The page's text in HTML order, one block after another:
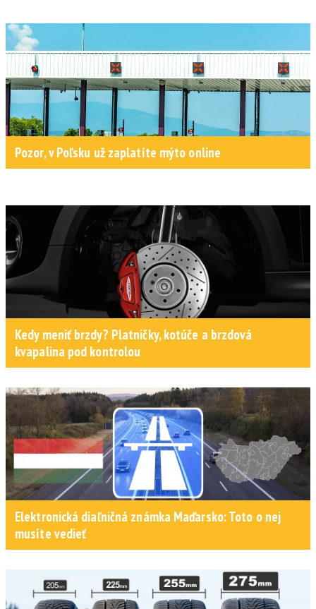
Pozor, v Poľsku už zaplatíte mýto online
Kedy meniť brzdy? Platničky, kotúče a brzdová
kvapalina pod kontrolou
Elektronická diaľničná známka Maďarsko: Toto o nej
musíte vedieť